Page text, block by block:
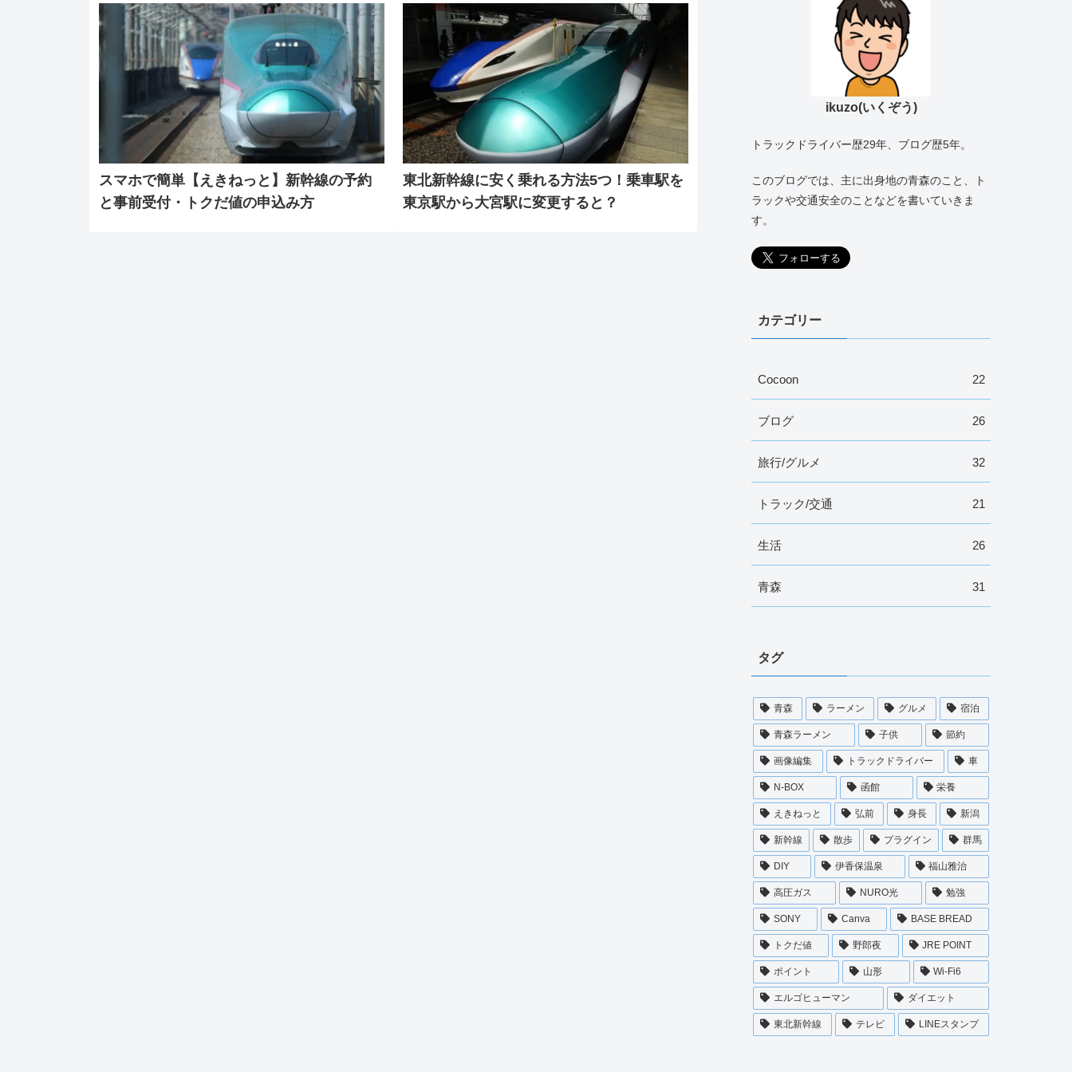
スマホで簡単【えきねっと】新幹線の予約
と事前受付・トクだ値の申込み方
東北新幹線に安く乗れる方法5つ！乗車駅を
東京駅から大宮駅に変更すると？
ikuzo(いくぞう)
トラックドライバー歴29年、ブログ歴5年。
このブログでは、主に出身地の青森のこと、ト
ラックや交通安全のことなどを書いていきま
す。
カテゴリー
Cocoon 22
ブログ 26
旅行/グルメ 32
トラック/交通 21
生活 26
青森 31
タグ
青森 ラーメン グルメ 宿泊
青森ラーメン 子供 節約
画像編集 トラックドライバー 車
N-BOX 函館 栄養
えきねっと 弘前 身長 新潟
新幹線 散歩 プラグイン 群馬
DIY 伊香保温泉 福山雅治
高圧ガス NURO光 勉強
SONY Canva BASE BREAD
トクだ値 野郎夜 JRE POINT
ポイント 山形 Wi-Fi6
エルゴヒューマン ダイエット
東北新幹線 テレビ LINEスタンプ